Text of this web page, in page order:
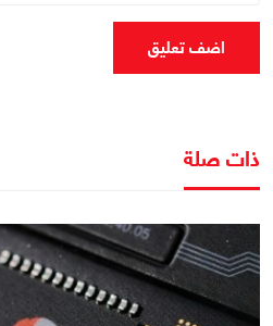
اضف تعليق
ذات صلة